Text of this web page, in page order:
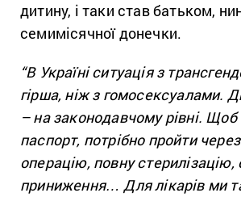
дитину, і таки став батьком,
семимісячної донечки.
“В Україні ситуація з
гірша, ніж з гомосексуалами.
– на законодавчому рівні. Щоб
паспорт, потрібно пройти через
операцію, повну стерилізацію,
приниження… Для лікарів ми